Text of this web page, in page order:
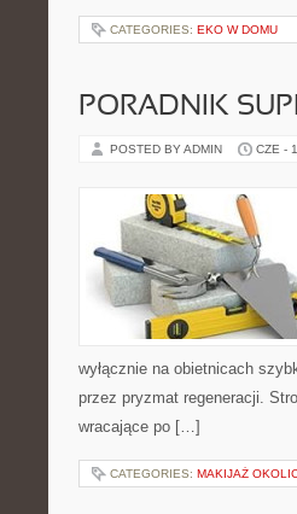
CATEGORIES: EKO W DOMU
PORADNIK
POSTED BY ADMIN CZE -
wyłącznie na obietnicach
przez pryzmat regeneracji.
wracające po […]
CATEGORIES: MAKIJAŻ